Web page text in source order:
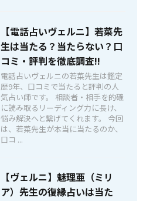
【電話占いヴェルニ】若菜先
生は当たる？当たらない？口
コミ・評判を徹底調査!!
電話占いヴェルニの若菜先生は鑑定
歴9年、口コミで当たると評判の人
気占い師です。 相談者・相手を的確
に読み取るリーディング力に長け、
悩み解決へと繋げてくれます。 今回
は、若菜先生が本当に当たるのか、
口コ ...
【ヴェルニ】魅理亜（ミリ
ア）先生の復縁占いは当た